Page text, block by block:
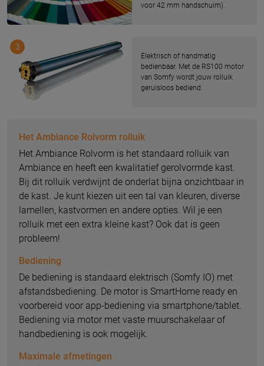
voor 42 mm handschuim).
Elektrisch of handmatig
bedienbaar. Met de RS100 motor
van Somfy wordt jouw rolluik
geruisloos bediend.
3
Het Ambiance Rolvorm rolluik
Het Ambiance Rolvorm is het standaard rolluik van
Ambiance en heeft een kwalitatief gerolvormde kast.
Bij dit rolluik verdwijnt de onderlat bijna onzichtbaar in
de kast. Je kunt kiezen uit een tal van kleuren, diverse
lamellen, kastvormen en andere opties. Wil je een
rolluik met een extra kleine kast? Ook dat is geen
probleem!
Bediening
De bediening is standaard elektrisch (Somfy IO) met
afstandsbediening. De motor is SmartHome ready en
voorbereid voor app-bediening via smartphone/tablet.
Bediening via motor met vaste muurschakelaar of
handbediening is ook mogelijk.
Maximale afmetingen